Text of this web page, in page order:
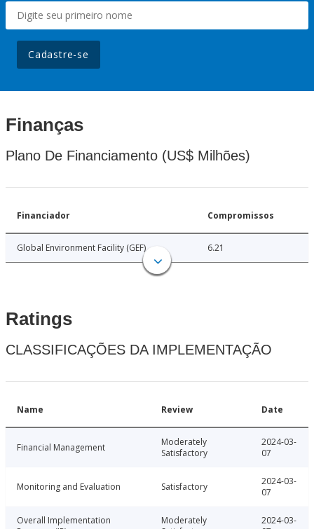
Cadastre-se
Finanças
Plano De Financiamento (US$ Milhões)
Financiador Compromissos
Global Environment Facility (GEF) 6.21
Ratings
CLASSIFICAÇÕES DA IMPLEMENTAÇÃO
Name Review Date
Financial Management
Moderately
Satisfactory
2024-03-
07
Monitoring and Evaluation Satisfactory
2024-03-
07
Overall Implementation
Moderately
2024-03-